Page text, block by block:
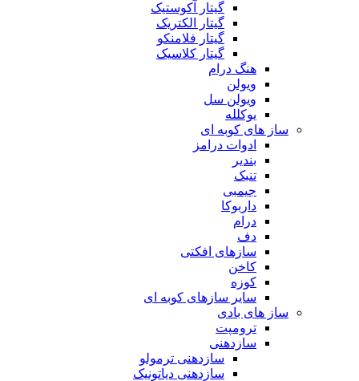
گیتار آکوستیک
گیتار الکتریک
گیتار فلامنکو
گیتار کلاسیک
هنگ درام
ویولن
ویولن سل
یوکلله
ساز های کوبه ای
ادوات درامز
بندیر
تنبک
جیمبی
داربوکا
درام
دف
سازهای افکتی
کاخن
کوزه
سایر سازهای کوبه ای
ساز های بادی
ترومپت
سازدهنی
سازدهنی ترمولو
سازدهنی دیاتونیک